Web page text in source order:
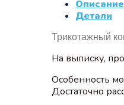
Описание
Детали
Трикотажный
На выписку,
Особенность
Достаточно